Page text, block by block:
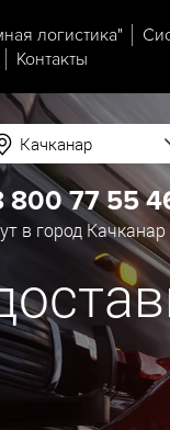
логистика"
Контакты
Качканар
800 77 55
в город Качканар